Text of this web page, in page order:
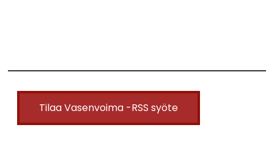
Tilaa Vasenvoima -RSS syöte